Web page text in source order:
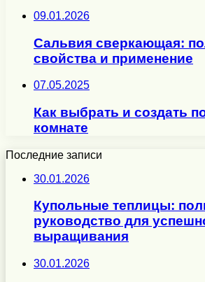
09.01.2026
Сальвия сверкающая:
свойства и применение
07.05.2025
Как выбрать и создать
комнате
Последние записи
30.01.2026
Купольные теплицы:
руководство для
выращивания
30.01.2026